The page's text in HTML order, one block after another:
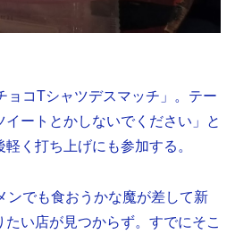
ョコTシャツデスマッチ」。テー
ートとかしないでください」と
く打ち上げにも参加する。
ンでも食おうかな魔が差して新
い店が見つからず。すでにそこ